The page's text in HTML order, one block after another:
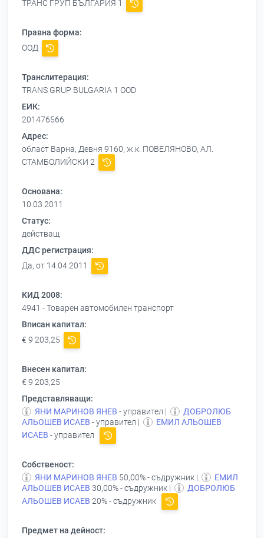
ТРАНС ГРУП БЪЛГАРИЯ 1
Правна форма:
ООД
Транслитерация:
TRANS GRUP BULGARIA 1 OOD
ЕИК:
201476566
Адрес:
област Варна, Девня 9160, ж.к. ПОВЕЛЯНОВО, АЛ.
СТАМБОЛИЙСКИ 2
Основана:
10.03.2011
Статус:
действащ
ДДС регистрация:
Да, от 14.04.2011
КИД 2008:
4941 - Товарен автомобилен транспорт
Вписан капитал:
€ 9 203,25
Внесен капитал:
€ 9 203,25
Представляващи:
ЯНИ МАРИНОВ ЯНЕВ - управител |
ДОБРОЛЮБ
АЛЬОШЕВ ИСАЕВ - управител |
ЕМИЛ АЛЬОШЕВ
ИСАЕВ - управител
Собственост:
ЯНИ МАРИНОВ ЯНЕВ 50,00% - съдружник |
ЕМИЛ
АЛЬОШЕВ ИСАЕВ 30,00% - съдружник |
ДОБРОЛЮБ
АЛЬОШЕВ ИСАЕВ 20% - съдружник
Предмет на дейност: